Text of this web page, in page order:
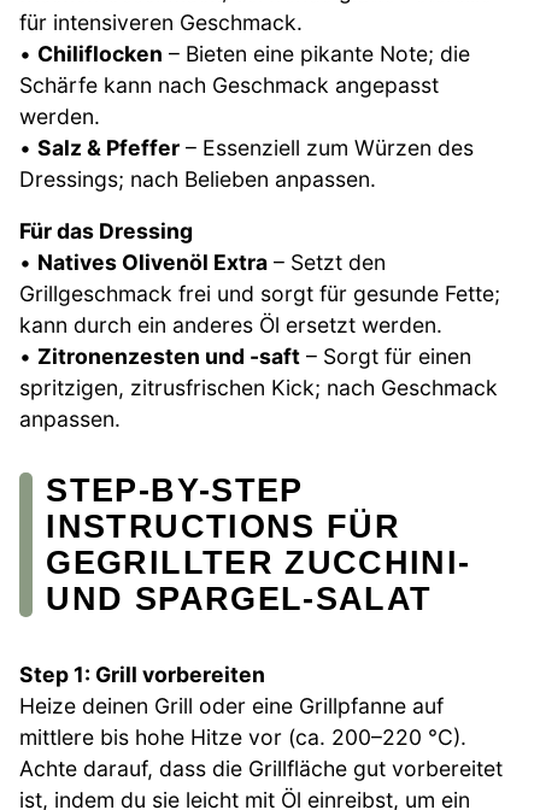
für intensiveren Geschmack.
• Chiliflocken – Bieten eine pikante Note; die
Schärfe kann nach Geschmack angepasst
werden.
• Salz & Pfeffer – Essenziell zum Würzen des
Dressings; nach Belieben anpassen.
Für das Dressing
• Natives Olivenöl Extra – Setzt den
Grillgeschmack frei und sorgt für gesunde Fette;
kann durch ein anderes Öl ersetzt werden.
• Zitronenzesten und -saft – Sorgt für einen
spritzigen, zitrusfrischen Kick; nach Geschmack
anpassen.
STEP-BY-STEP
INSTRUCTIONS FÜR
GEGRILLTER ZUCCHINI-
UND SPARGEL-SALAT
Step 1: Grill vorbereiten
Heize deinen Grill oder eine Grillpfanne auf
mittlere bis hohe Hitze vor (ca. 200–220 °C).
Achte darauf, dass die Grillfläche gut vorbereitet
ist, indem du sie leicht mit Öl einreibst, um ein